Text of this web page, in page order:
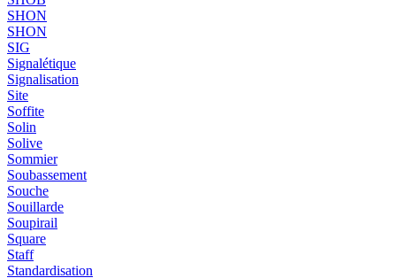
SHON
SHON
SIG
Signalétique
Signalisation
Site
Soffite
Solin
Solive
Sommier
Soubassement
Souche
Souillarde
Soupirail
Square
Staff
Standardisation